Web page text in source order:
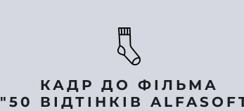
КАДР ДО ФІЛЬМА
"50 ВІДТІНКІВ